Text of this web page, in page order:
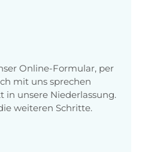
Online-Formular, per
mit uns sprechen
in unsere Niederlassung.
weiteren Schritte.